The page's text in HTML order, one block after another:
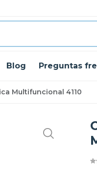
Blog Preguntas
Multifuncional 4110